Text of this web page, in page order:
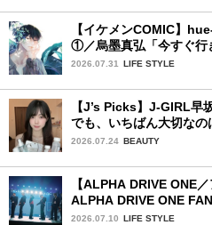
【イケメンCOMIC】
①／烏墨真弘「今すぐ行
スド！」
2026.07.31 LIFE STYLE
【J’s Picks】J-GIRL早
でも、いちばん大切な
ン夏の必需品〉
2026.07.24 BEAUTY
【ALPHA DRIVE ONE
ALPHA DRIVE ONE
YOKOHAMA」1日目詳
2026.07.10 LIFE STYLE